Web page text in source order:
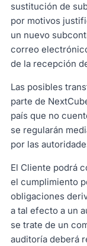
sustitución de
por motivos
un nuevo
correo
de la recepción
Las posibles
parte de
país que no
se regularán
por las
El Cliente podrá
el cumplimiento
obligaciones
a tal efecto a un
se trate de un
auditoría deberá